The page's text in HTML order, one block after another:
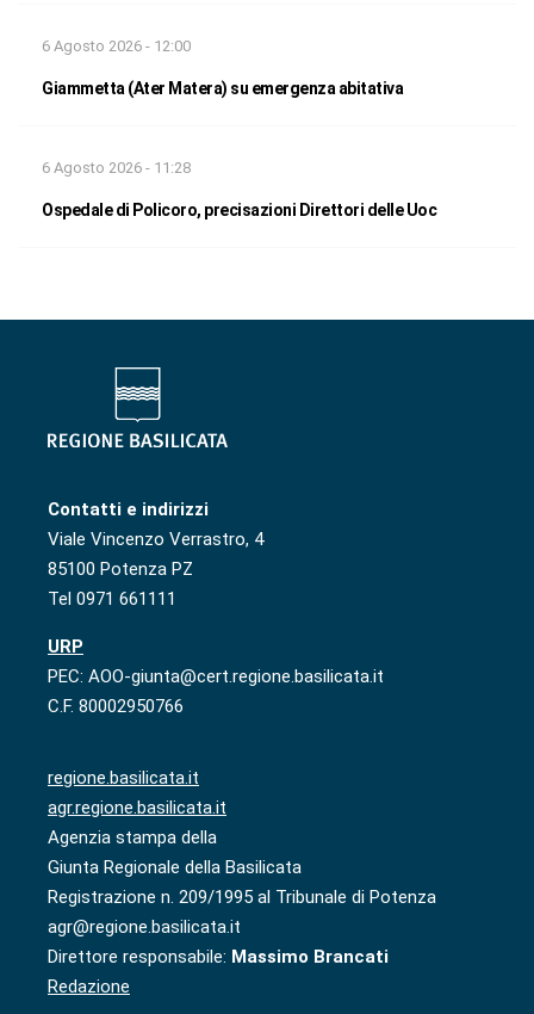
6 Agosto 2026 - 12:00
Giammetta (Ater Matera) su emergenza abitativa
6 Agosto 2026 - 11:28
Ospedale di Policoro, precisazioni Direttori delle Uoc
Contatti e indirizzi
Viale Vincenzo Verrastro, 4
85100 Potenza PZ
Tel 0971 661111
URP
PEC: AOO-giunta@cert.regione.basilicata.it
C.F. 80002950766
regione.basilicata.it
agr.regione.basilicata.it
Agenzia stampa della
Giunta Regionale della Basilicata
Registrazione n. 209/1995 al Tribunale di Potenza
agr@regione.basilicata.it
Direttore responsabile: Massimo Brancati
Redazione